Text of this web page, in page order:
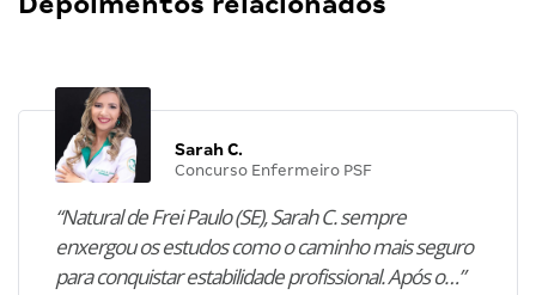
Sarah C.
Concurso Enfermeiro PSF
“Natural de Frei Paulo (SE), Sarah C. sempre
enxergou os estudos como o caminho mais seguro
para conquistar estabilidade profissional. Após o…”